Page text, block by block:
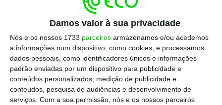
Damos valor à sua privacidade
Nós e os nossos 1733 parceiros armazenamos e/ou acedemos
a informações num dispositivo, como cookies, e processamos
dados pessoais, como identificadores únicos e informações
padrão enviadas por um dispositivo para publicidade e
conteúdos personalizados, medição de publicidade e
conteúdos, pesquisa de audiências e desenvolvimento de
serviços. Com a sua permissão, nós e os nossos parceiros
“É o fim de Hong Kong, o fim [do princípio]
Um país, dois sistemas, não se enganem”,
afirmou aos jornalistas o deputado pró-
democracia Dennis Kwok.
Hong Kong regressou à China em 1997 sob um
acordo que garantia ao território 50 anos de